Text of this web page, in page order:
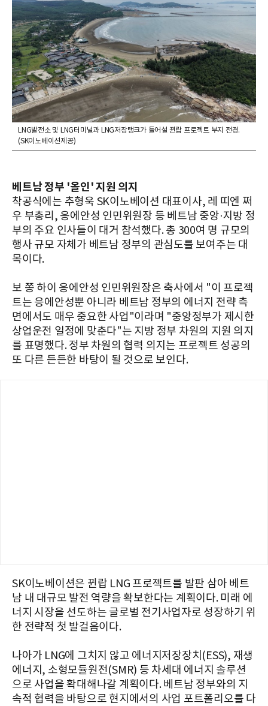
LNG발전소 및 LNG터미널과 LNG저장탱크가 들어설 뀐랍 프로젝트 부지 전경.
(SK이노베이션제공)
베트남 정부 '올인' 지원 의지
착공식에는 추형욱 SK이노베이션 대표이사, 레 띠엔 쩌
우 부총리, 응에안성 인민위원장 등 베트남 중앙·지방 정
부의 주요 인사들이 대거 참석했다. 총 300여 명 규모의
행사 규모 자체가 베트남 정부의 관심도를 보여주는 대
목이다.
보 쫑 하이 응에안성 인민위원장은 축사에서 "이 프로젝
트는 응에안성뿐 아니라 베트남 정부의 에너지 전략 측
면에서도 매우 중요한 사업"이라며 "중앙정부가 제시한
상업운전 일정에 맞춘다"는 지방 정부 차원의 지원 의지
를 표명했다. 정부 차원의 협력 의지는 프로젝트 성공의
또 다른 든든한 바탕이 될 것으로 보인다.
SK이노베이션은 뀐랍 LNG 프로젝트를 발판 삼아 베트
남 내 대규모 발전 역량을 확보한다는 계획이다. 미래 에
너지 시장을 선도하는 글로벌 전기사업자로 성장하기 위
한 전략적 첫 발걸음이다.
나아가 LNG에 그치지 않고 에너지저장장치(ESS), 재생
에너지, 소형모듈원전(SMR) 등 차세대 에너지 솔루션
으로 사업을 확대해나갈 계획이다. 베트남 정부와의 지
속적 협력을 바탕으로 현지에서의 사업 포트폴리오를 다